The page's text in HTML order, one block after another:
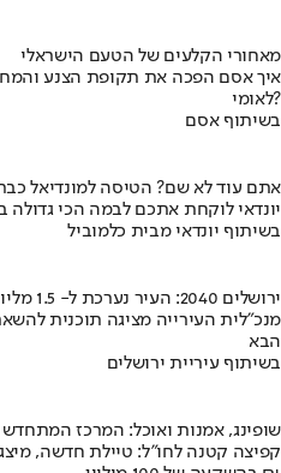
מאחורי הקלעים של הטעם הישראלי
לאומי?
בשיתוף אסם
אתם עוד לא שם? הטיסה למונדיאל
יונדאי לוקחת אתכם לבמה הכי גדולה
בשיתוף יונדאי מבית כלמוביל
ירושלים 2040: העיר נערכת ל- 1.5 מליון תושבים
מנכ"לית העירייה מציגה תוכנית
הבא
בשיתוף עיריית ירושלים
שופינג, אמנות ואוכל: המרכז
קפיצה קטנה לחו"ל: טיילת חדשה,